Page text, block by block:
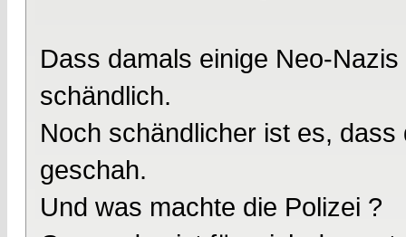
Dass damals einige Neo-
schändlich.
Noch schändlicher ist es,
geschah.
Und was machte die Polizei ?